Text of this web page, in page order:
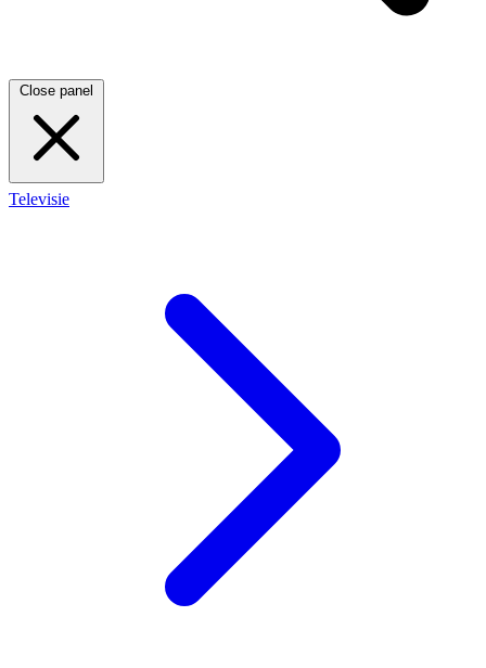
Close panel
Televisie